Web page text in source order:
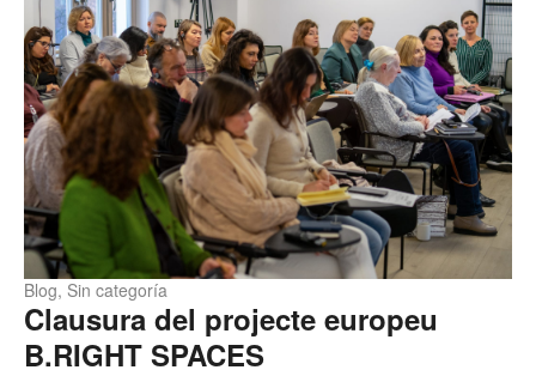
Clausura del projecte europeu
B.RIGHT SPACES
Blog, Sin categoría